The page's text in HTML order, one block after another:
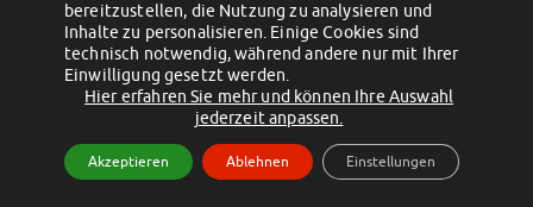
Beratung für Internationals
Wohnen für Internationals
IKUS und InterKultiTreff
Kulturförderung
Magdeburger Studierendentage
[siteabc seite=“541″]
(c) 2012 - 2026 by Studentenwerk Magdeburg - Anstalt des öffentlichen
Rechts
Facebook
Instagram TikTok
Youtube
bereitzustellen, die Nutzung zu analysieren und
Inhalte zu personalisieren. Einige Cookies sind
technisch notwendig, während andere nur mit Ihrer
Einwilligung gesetzt werden.
Hier erfahren Sie mehr und können Ihre Auswahl
jederzeit anpassen.
Akzeptieren Ablehnen Einstellungen